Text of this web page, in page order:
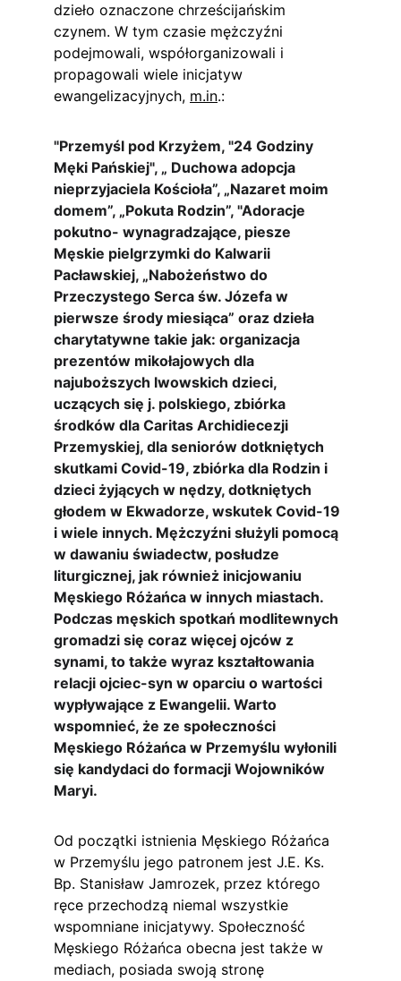
dzieło oznaczone chrześcijańskim
czynem. W tym czasie mężczyźni
podejmowali, współorganizowali i
propagowali wiele inicjatyw
ewangelizacyjnych, m.in.:
"Przemyśl pod Krzyżem, "24 Godziny
Męki Pańskiej", „ Duchowa adopcja
nieprzyjaciela Kościoła”, „Nazaret moim
domem”, „Pokuta Rodzin”, "Adoracje
pokutno- wynagradzające, piesze
Męskie pielgrzymki do Kalwarii
Pacławskiej, „Nabożeństwo do
Przeczystego Serca św. Józefa w
pierwsze środy miesiąca” oraz dzieła
charytatywne takie jak: organizacja
prezentów mikołajowych dla
najuboższych lwowskich dzieci,
uczących się j. polskiego, zbiórka
środków dla Caritas Archidiecezji
Przemyskiej, dla seniorów dotkniętych
skutkami Covid-19, zbiórka dla Rodzin i
dzieci żyjących w nędzy, dotkniętych
głodem w Ekwadorze, wskutek Covid-19
i wiele innych. Mężczyźni służyli pomocą
w dawaniu świadectw, posłudze
liturgicznej, jak również inicjowaniu
Męskiego Różańca w innych miastach.
Podczas męskich spotkań modlitewnych
gromadzi się coraz więcej ojców z
synami, to także wyraz kształtowania
relacji ojciec-syn w oparciu o wartości
wypływające z Ewangelii. Warto
wspomnieć, że ze społeczności
Męskiego Różańca w Przemyślu wyłonili
się kandydaci do formacji Wojowników
Maryi.
Od początki istnienia Męskiego Różańca
w Przemyślu jego patronem jest J.E. Ks.
Bp. Stanisław Jamrozek, przez którego
ręce przechodzą niemal wszystkie
wspomniane inicjatywy. Społeczność
Męskiego Różańca obecna jest także w
mediach, posiada swoją stronę